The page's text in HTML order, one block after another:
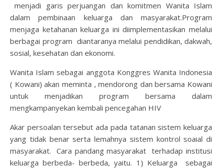
menjadi garis perjuangan dan komitmen Wanita Islam
dalam pembinaan keluarga dan masyarakat.Program
menjaga ketahanan keluarga ini diimplementasikan melalui
berbagai program diantaranya melalui pendidikan, dakwah,
sosial, kesehatan dan ekonomi.
Wanita Islam sebagai anggota Konggres Wanita Indonesia
( Kowani) akan meminta , mendorong dan bersama Kowani
untuk menjadikan program bersama dalam
mengkampanyekan kembali pencegahan HIV
Akar persoalan tersebut ada pada tatanan sistem keluarga
yang tidak benar serta lemahnya sistem kontrol soaial di
masyarakat. Cara pandang masyarakat terhadap institusi
keluarga berbeda- berbeda, yaitu. 1) Keluarga sebagai